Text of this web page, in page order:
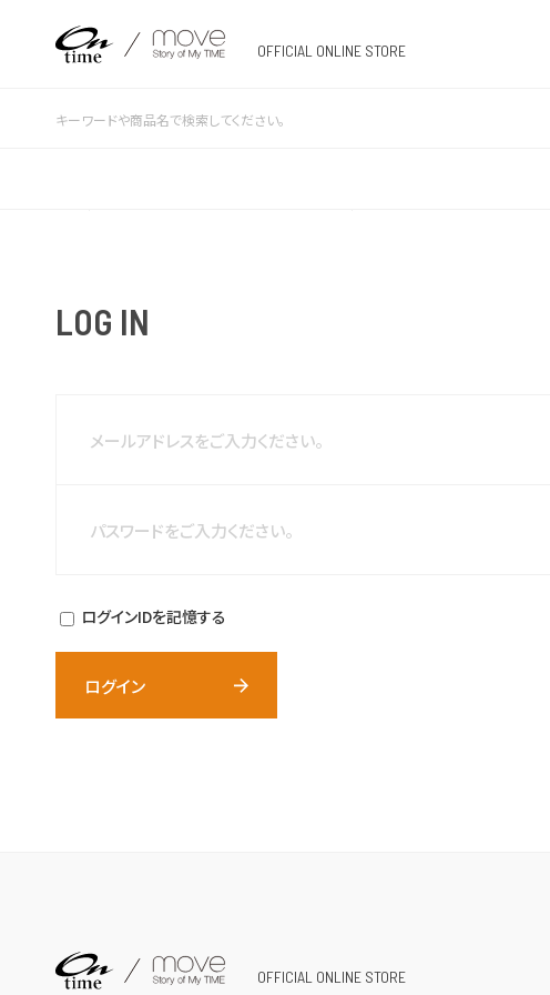
OFFICIAL ONLINE STORE
LOG IN
ログインIDを記憶する
ログイン
OFFICIAL ONLINE STORE